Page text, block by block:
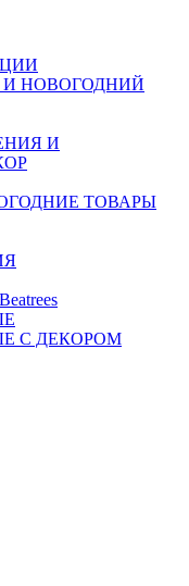
НОВОГОДНИЙ
И
ТОВАРЫ
С ДЕКОРОМ